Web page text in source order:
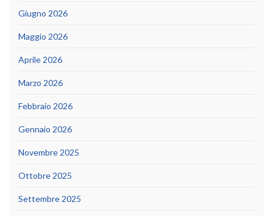
Giugno 2026
Maggio 2026
Aprile 2026
Marzo 2026
Febbraio 2026
Gennaio 2026
Novembre 2025
Ottobre 2025
Settembre 2025